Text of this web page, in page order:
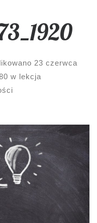
23 czerwca
w lekcja